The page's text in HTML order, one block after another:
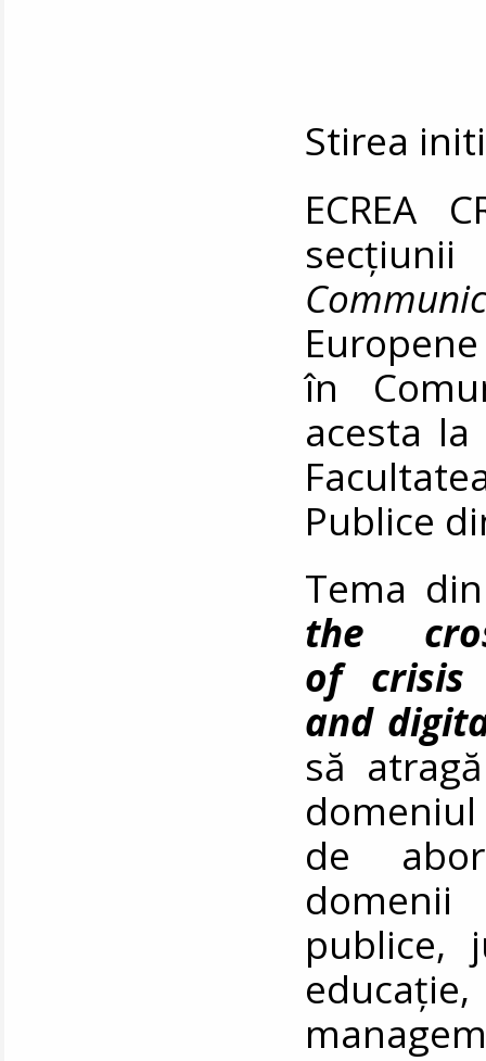
Stirea
ECREA
în
acesta
Publice
Tema
the
of crisis
and
să
de
domenii
publice,